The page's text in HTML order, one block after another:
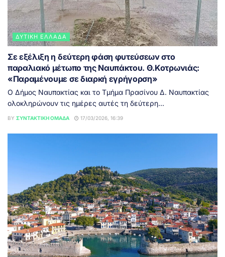
ΔΥΤΙΚΉ ΕΛΛΆΔΑ
Σε εξέλιξη η δεύτερη φάση φυτεύσεων στο
παραλιακό μέτωπο της Ναυπάκτου. Θ.Κοτρωνιάς:
«Παραμένουμε σε διαρκή εγρήγορση»
Ο Δήμος Ναυπακτίας και το Τμήμα Πρασίνου Δ. Ναυπακτίας
ολοκληρώνουν τις ημέρες αυτές τη δεύτερη...
BY ΣΥΝΤΑΚΤΙΚΉ ΟΜΆΔΑ 17/03/2026, 16:39